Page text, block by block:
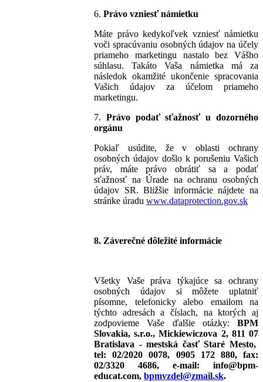
6. Právo vzniesť námietku
Máte právo kedykoľvek vzniesť námietku
voči spracúvaniu osobných údajov na účely
priameho marketingu nastalo bez Vášho
súhlasu. Takáto Vaša námietka má za
následok okamžité ukončenie spracovania
Vašich údajov za účelom priameho
marketingu.
7. Právo podať sťažnosť u dozorného
orgánu
Pokiaľ usúdite, že v oblasti ochrany
osobných údajov došlo k porušeniu Vašich
práv, máte právo obrátiť sa a podať
sťažnosť na Úrade na ochranu osobných
údajov SR. Bližšie informácie nájdete na
stránke úradu www.dataprotection.gov.sk
8. Záverečné dôležité informácie
Všetky Vaše práva týkajúce sa ochrany
osobných údajov si môžete uplatniť
písomne, telefonicky alebo emailom na
týchto adresách a číslach, na ktorých aj
zodpovieme Vaše ďalšie otázky: BPM
Slovakia, s.r.o.,Mickiewiczova 2, 811 07
Bratislava - mestská časť Staré Mesto,
tel: 02/2020 0078, 0905 172 880, fax:
02/3320 4686, e-mail: info@bpm-
educat.com, bpmvzdel@zmail.sk.